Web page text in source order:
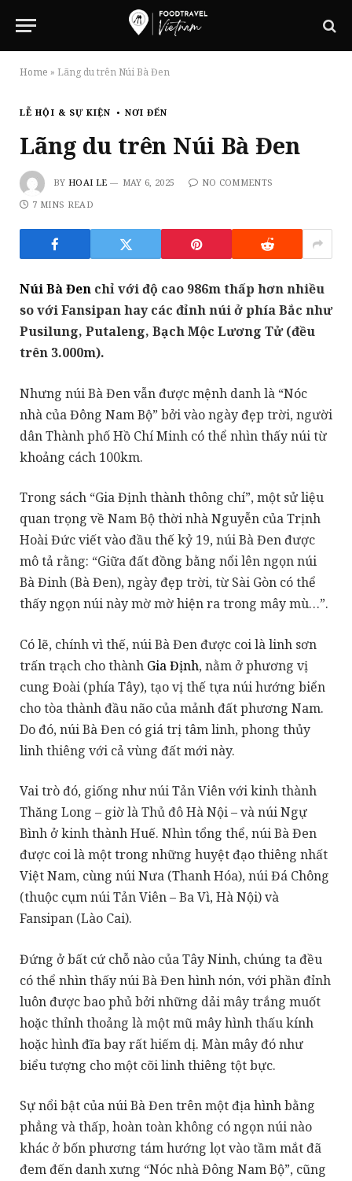
Home » Lãng du trên Núi Bà Đen
LỄ HỘI & SỰ KIỆN NƠI ĐẾN
Lãng du trên Núi Bà Đen
BY HOAI LE MAY 6, 2025
NO COMMENTS
7 MINS READ
Núi Bà Đen chỉ với độ cao 986m thấp hơn nhiều
so với Fansipan hay các đỉnh núi ở phía Bắc như
Pusilung, Putaleng, Bạch Mộc Lương Tử (đều
trên 3.000m).
Nhưng núi Bà Đen vẫn được mệnh danh là “Nóc
nhà của Đông Nam Bộ” bởi vào ngày đẹp trời, người
dân Thành phố Hồ Chí Minh có thể nhìn thấy núi từ
khoảng cách 100km.
Trong sách “Gia Định thành thông chí”, một sử liệu
quan trọng về Nam Bộ thời nhà Nguyễn của Trịnh
Hoài Đức viết vào đầu thế kỷ 19, núi Bà Đen được
mô tả rằng: “Giữa đất đồng bằng nổi lên ngọn núi
Bà Đinh (Bà Đen), ngày đẹp trời, từ Sài Gòn có thể
thấy ngọn núi này mờ mờ hiện ra trong mây mù…”.
Có lẽ, chính vì thế, núi Bà Đen được coi là linh sơn
trấn trạch cho thành Gia Định, nằm ở phương vị
cung Đoài (phía Tây), tạo vị thế tựa núi hướng biển
cho tòa thành đầu não của mảnh đất phương Nam.
Do đó, núi Bà Đen có giá trị tâm linh, phong thủy
linh thiêng với cả vùng đất mới này.
Vai trò đó, giống như núi Tản Viên với kinh thành
Thăng Long – giờ là Thủ đô Hà Nội – và núi Ngự
Bình ở kinh thành Huế. Nhìn tổng thể, núi Bà Đen
được coi là một trong những huyệt đạo thiêng nhất
Việt Nam, cùng núi Nưa (Thanh Hóa), núi Đá Chông
(thuộc cụm núi Tản Viên – Ba Vì, Hà Nội) và
Fansipan (Lào Cai).
Đứng ở bất cứ chỗ nào của Tây Ninh, chúng ta đều
có thể nhìn thấy núi Bà Đen hình nón, với phần đỉnh
luôn được bao phủ bởi những dải mây trắng muốt
hoặc thỉnh thoảng là một mũ mây hình thấu kính
hoặc hình đĩa bay rất hiếm dị. Màn mây đó như
biểu tượng cho một cõi linh thiêng tột bực.
Sự nổi bật của núi Bà Đen trên một địa hình bằng
phẳng và thấp, hoàn toàn không có ngọn núi nào
khác ở bốn phương tám hướng lọt vào tầm mắt đã
đem đến danh xưng “Nóc nhà Đông Nam Bộ”, cũng